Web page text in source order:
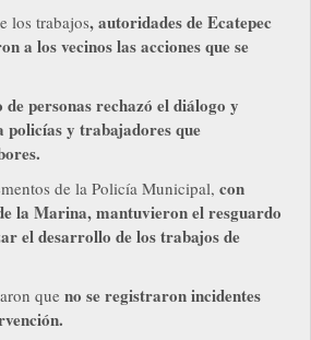
los trabajos, autoridades de Ecatepec
a los vecinos las acciones que se
de personas rechazó el diálogo y
policías y trabajadores que
de la Policía Municipal, con
la Marina, mantuvieron el resguardo
el desarrollo de los trabajos de
que no se registraron incidentes